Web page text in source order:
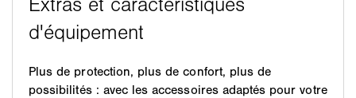
Plus de protection, plus de confort, plus de
possibilités : avec les accessoires adaptés pour votre